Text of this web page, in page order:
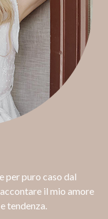
per puro caso dal
il mio amore
tendenza.